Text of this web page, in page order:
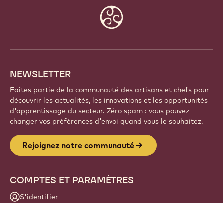
NEWSLETTER
Faites partie de la communauté des artisans et chefs pour
découvrir les actualités, les innovations et les opportunités
d'apprentissage du secteur. Zéro spam : vous pouvez
changer vos préférences d'envoi quand vous le souhaitez.
Rejoignez notre communauté
COMPTES ET PARAMÈTRES
S'identifier